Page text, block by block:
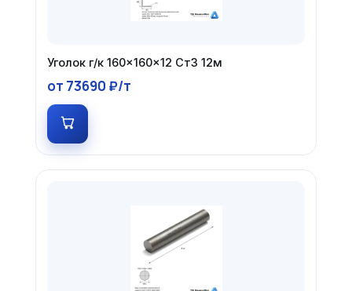
Уголок г/к 160×160×12 Ст3 12м
от 73690 ₽/т